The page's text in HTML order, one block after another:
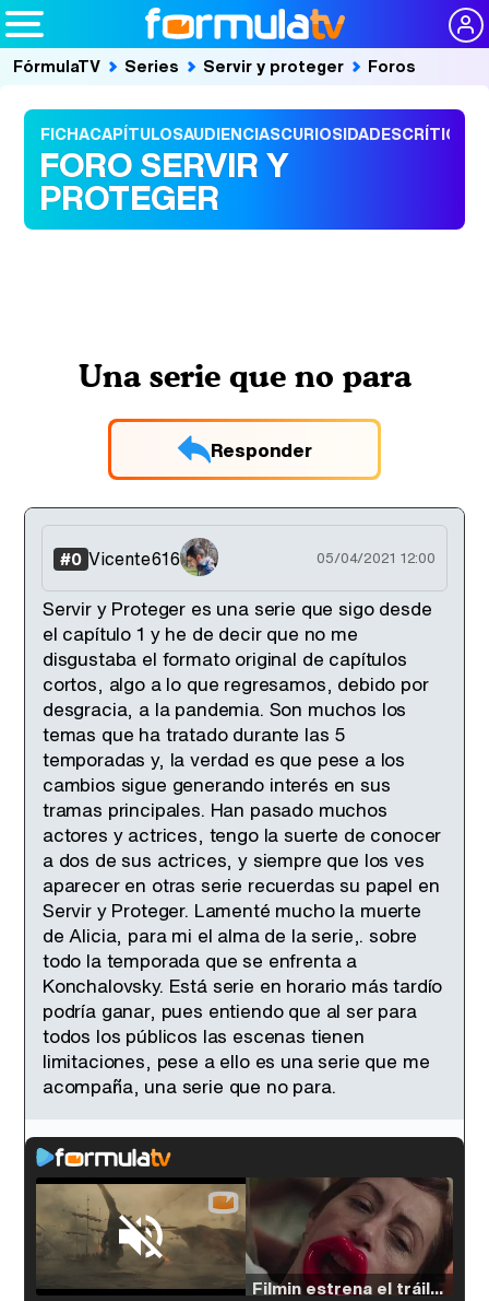
FórmulaTV Series Servir y proteger Foros
FICHACAPÍTULOSAUDIENCIASCURIOSIDADESCRÍTICAS
FORO SERVIR Y
PROTEGER
Una serie que no para
Responder
#0 Vicente616 05/04/2021 12:00
Servir y Proteger es una serie que sigo desde
el capítulo 1 y he de decir que no me
disgustaba el formato original de capítulos
cortos, algo a lo que regresamos, debido por
desgracia, a la pandemia. Son muchos los
temas que ha tratado durante las 5
temporadas y, la verdad es que pese a los
cambios sigue generando interés en sus
tramas principales. Han pasado muchos
actores y actrices, tengo la suerte de conocer
a dos de sus actrices, y siempre que los ves
aparecer en otras serie recuerdas su papel en
Servir y Proteger. Lamenté mucho la muerte
de Alicia, para mi el alma de la serie,. sobre
todo la temporada que se enfrenta a
Konchalovsky. Está serie en horario más tardío
podría ganar, pues entiendo que al ser para
todos los públicos las escenas tienen
limitaciones, pese a ello es una serie que me
acompaña, una serie que no para.
Loaded
Filmin estrena el tráiler de 'Millennial Mal', su nueva comedia universitaria de la mano de Lorena Iglesias